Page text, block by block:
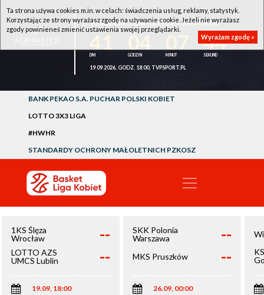
1KS ŚLĘZA WROCŁAW - LOTTO AZS UMCS LUBLIN
44
19.09.2026, GODZ. 18:00, TVPSPORT.PL
BANK PEKAO S.A. PUCHAR POLSKI KOBIET
LOTTO 3X3 LIGA
#HWHR
STANDARDY OCHRONY MAŁOLETNICH PZKOSZ
1KS Ślęza
Wrocław
--
LOTTO AZS
UMCS Lublin
--
19.09, 18:00
SKK Polonia
Warszawa
--
MKS Pruszków --
26.09, 00:00
Ta strona używa cookies m.in. w celach: świadczenia usług, reklamy, statystyk.
Korzystając ze strony wyrażasz zgodę na używanie cookie. Jeżeli nie wyrażasz
zgody powinieneś zmienić ustawienia swojej przeglądarki.
Wyrażam zgodę »